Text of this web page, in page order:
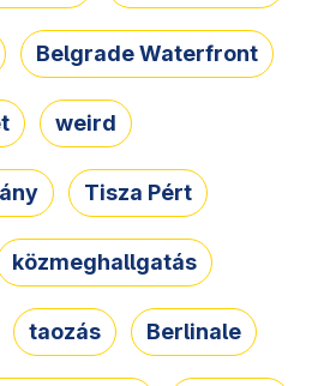
Belgrade Waterfront
weird
Tisza Pért
közmeghallgatás
taozás Berlinale